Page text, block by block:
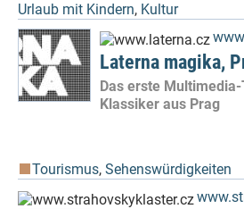
Urlaub mit Kindern, Kultur
Laterna magika,
Das erste
Klassiker aus Prag
Tourismus, Sehenswürdigkeiten